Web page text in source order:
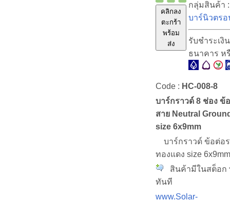
คลิกลง
ตะกร้า
พร้อม
ส่ง
กลุ่มสินค้า
บาร์นิวตรอ
รับชำระเงิ
ธนาคาร ห
Code : HC-008-8
บาร์กราวด์ 8 ช่อง ข้
สาย Neutral
size 6x9mm
บาร์กราวด์ ข้อต่อ
ทองแดง size
สินค้ามีในสต็อก
ทันที
www.Solar-